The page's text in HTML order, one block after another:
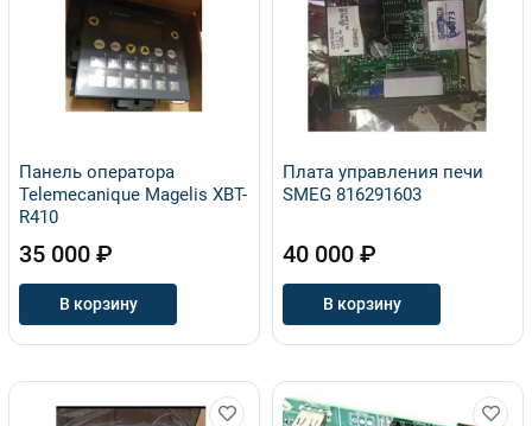
Панель оператора
Telemecanique Magelis XBT-
R410
35 000 ₽
В корзину
Плата управления печи
SMEG 816291603
40 000 ₽
В корзину